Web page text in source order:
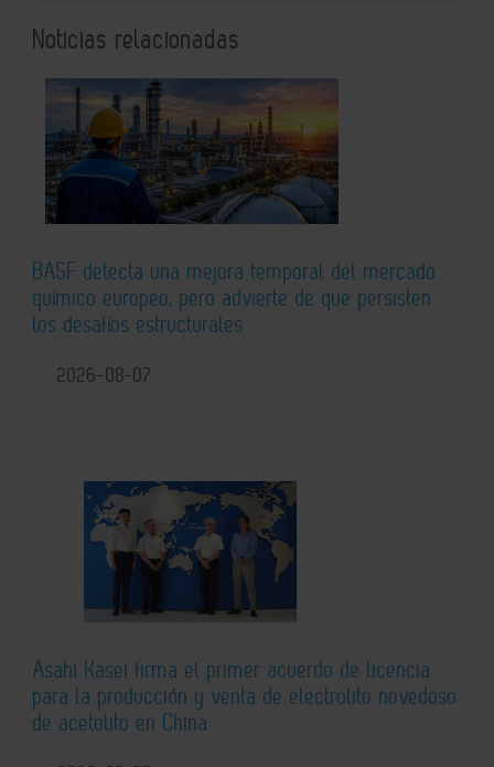
Noticias relacionadas
BASF detecta una mejora temporal del mercado
químico europeo, pero advierte de que persisten
los desafíos estructurales
2026-08-07
Asahi Kasei firma el primer acuerdo de licencia
para la producción y venta de electrolito novedoso
de acetolito en China